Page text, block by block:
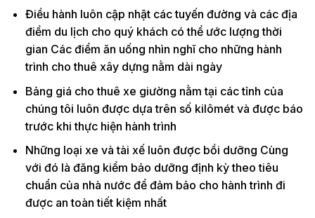
Điều hành luôn cập nhật các tuyến đường và các địa
điểm du lịch cho quý khách có thể ước lượng thời
gian Các điểm ăn uống nhìn nghĩ cho những hành
trình cho thuê xây dựng nằm dài ngày
Bảng giá cho thuê xe giường nằm tại các tỉnh của
chúng tôi luôn được dựa trên số kilômét và được báo
trước khi thực hiện hành trình
Những loại xe và tài xế luôn được bồi dưỡng Cùng
với đó là đăng kiểm bảo dưỡng định kỳ theo tiêu
chuẩn của nhà nước để đảm bảo cho hành trình đi
được an toàn tiết kiệm nhất